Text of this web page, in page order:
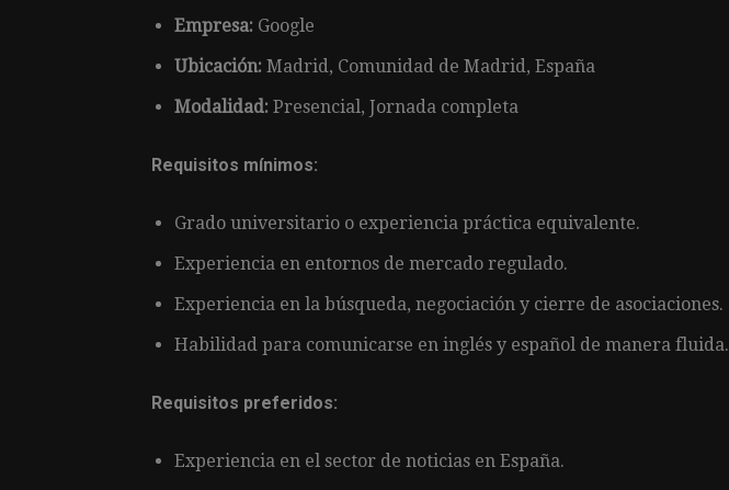
Empresa: Google
Ubicación: Madrid, Comunidad de Madrid, España
Modalidad: Presencial, Jornada completa
Requisitos mínimos:
Grado universitario o experiencia práctica equivalente.
Experiencia en entornos de mercado regulado.
Experiencia en la búsqueda, negociación y cierre de asociaciones.
Habilidad para comunicarse en inglés y español de manera fluida.
Requisitos preferidos:
Experiencia en el sector de noticias en España.